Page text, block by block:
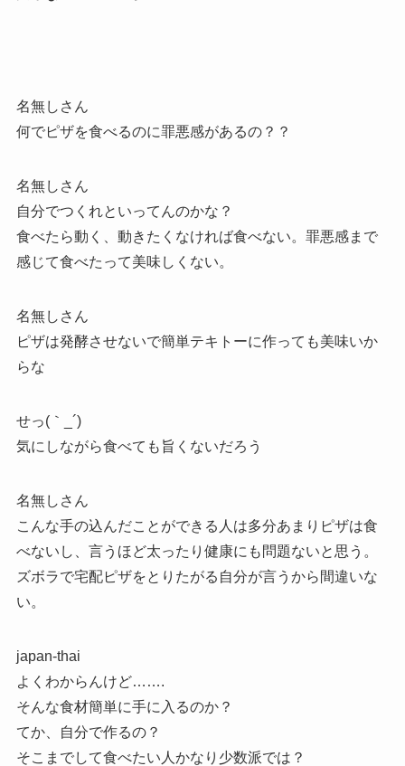
名無しさん
何でピザを食べるのに罪悪感があるの？？
名無しさん
自分でつくれといってんのかな？
食べたら動く、動きたくなければ食べない。罪悪感まで
感じて食べたって美味しくない。
名無しさん
ピザは発酵させないで簡単テキトーに作っても美味いか
らな
せっ(｀_´)ゞ
気にしながら食べても旨くないだろう
名無しさん
こんな手の込んだことができる人は多分あまりピザは食
べないし、言うほど太ったり健康にも問題ないと思う。
ズボラで宅配ピザをとりたがる自分が言うから間違いな
い。
japan-thai
よくわからんけど…….
そんな食材簡単に手に入るのか？
てか、自分で作るの？
そこまでして食べたい人かなり少数派では？